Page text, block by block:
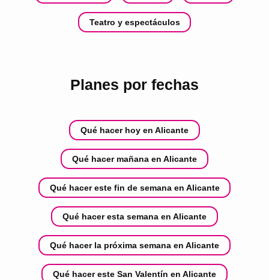
Teatro y espectáculos
Planes por fechas
Qué hacer hoy en Alicante
Qué hacer mañana en Alicante
Qué hacer este fin de semana en Alicante
Qué hacer esta semana en Alicante
Qué hacer la próxima semana en Alicante
Qué hacer este San Valentín en Alicante